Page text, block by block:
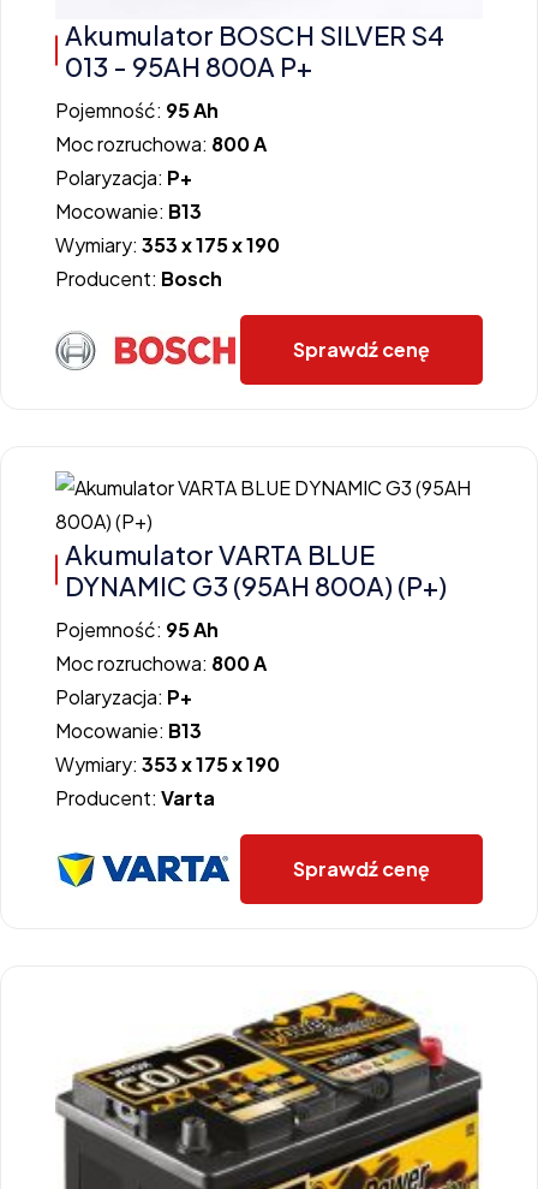
Akumulator BOSCH SILVER S4
013 - 95AH 800A P+
Pojemność: 95 Ah
Moc rozruchowa: 800 A
Polaryzacja: P+
Mocowanie: B13
Wymiary: 353 x 175 x 190
Producent: Bosch
Sprawdź cenę
Akumulator VARTA BLUE
DYNAMIC G3 (95AH 800A) (P+)
Pojemność: 95 Ah
Moc rozruchowa: 800 A
Polaryzacja: P+
Mocowanie: B13
Wymiary: 353 x 175 x 190
Producent: Varta
Sprawdź cenę